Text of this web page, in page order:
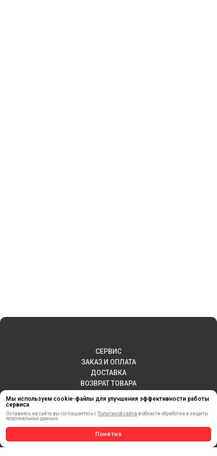
Мы используем cookie-файлы для улучшения эффективности работы
сервиса
Оставаясь на сайте вы соглашаетесь с Политикой сайта в области обработки и защиты
персональных данных.
Понятно
СЕРВИС
ЗАКАЗ И ОПЛАТА
ДОСТАВКА
ВОЗВРАТ ТОВАРА
КОНТАКТЫ